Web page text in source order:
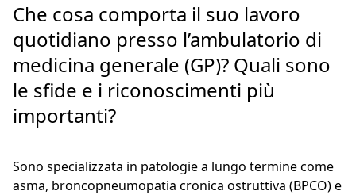
Che cosa comporta il suo lavoro
quotidiano presso l’ambulatorio di
medicina generale (GP)? Quali sono
le sfide e i riconoscimenti più
importanti?
Sono specializzata in patologie a lungo termine come
asma, broncopneumopatia cronica ostruttiva (BPCO) e